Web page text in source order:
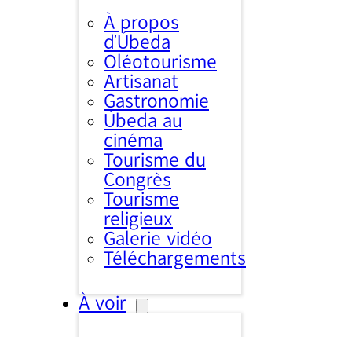
À propos
d’Úbeda
Oléotourisme
Artisanat
Gastronomie
Úbeda au
cinéma
Tourisme du
Congrès
Tourisme
religieux
Galerie vidéo
Téléchargements
À voir